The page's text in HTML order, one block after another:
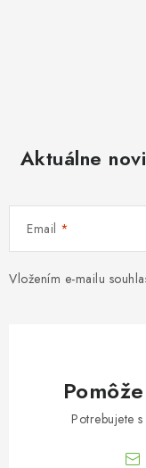
Aktuálne
Email
Vložením e-mailu
Potrebujete